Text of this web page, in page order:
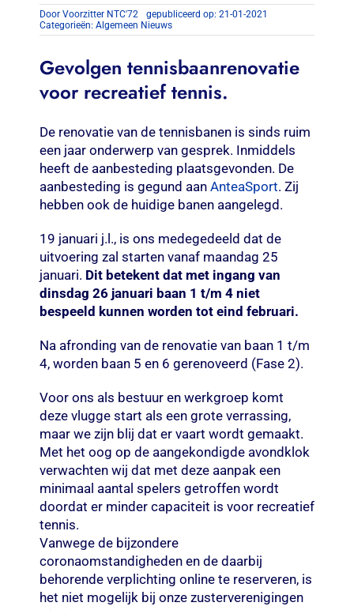
Door Voorzitter NTC'72
gepubliceerd op: 21-01-2021
Categorieën: Algemeen Nieuws
Gevolgen tennisbaanrenovatie
voor recreatief tennis.
De renovatie van de tennisbanen is sinds ruim
een jaar onderwerp van gesprek. Inmiddels
heeft de aanbesteding plaatsgevonden. De
aanbesteding is gegund aan AnteaSport. Zij
hebben ook de huidige banen aangelegd.
19 januari j.l., is ons medegedeeld dat de
uitvoering zal starten vanaf maandag 25
januari. Dit betekent dat met ingang van
dinsdag 26 januari baan 1 t/m 4 niet
bespeeld kunnen worden tot eind februari.
Na afronding van de renovatie van baan 1 t/m
4, worden baan 5 en 6 gerenoveerd (Fase 2).
Voor ons als bestuur en werkgroep komt
deze vlugge start als een grote verrassing,
maar we zijn blij dat er vaart wordt gemaakt.
Met het oog op de aangekondigde avondklok
verwachten wij dat met deze aanpak een
minimaal aantal spelers getroffen wordt
doordat er minder capaciteit is voor recreatief
tennis.
Vanwege de bijzondere
coronaomstandigheden en de daarbij
behorende verplichting online te reserveren, is
het niet mogelijk bij onze zusterverenigingen